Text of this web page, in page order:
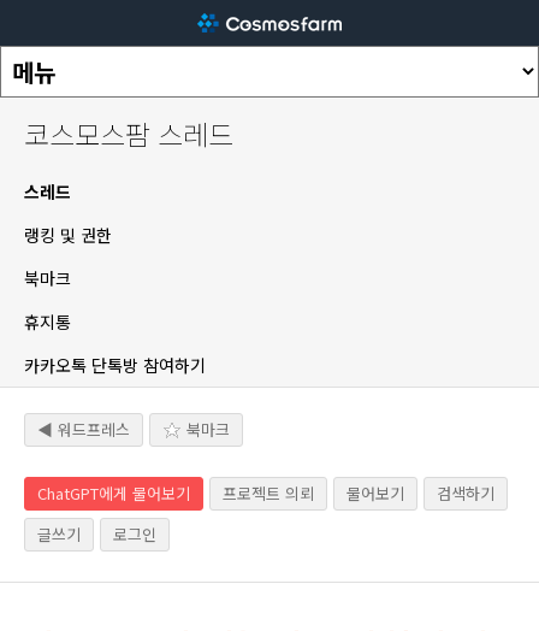
코스모스팜 스레드
스레드
랭킹 및 권한
북마크
휴지통
카카오톡 단톡방 참여하기
◀ 워드프레스 북마크
ChatGPT에게 물어보기 프로젝트 의뢰 물어보기
검색하기
글쓰기
로그인